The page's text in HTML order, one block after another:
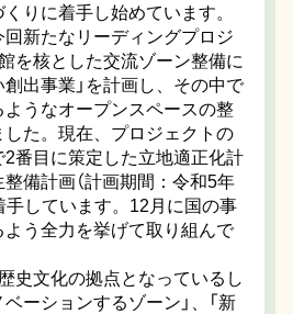
りに着手し始めています。
新たなリーディングプロジ
を核とした交流ゾーン整備に
出事業」を計画し、その中で
うなオープンスペースの整
た。現在、プロジェクトの
番目に策定した立地適正化計
備計画（計画期間：令和5年
手しています。12月に国の事
う全力を挙げて取り組んで
史文化の拠点となっているし
ーションするゾーン」、「新